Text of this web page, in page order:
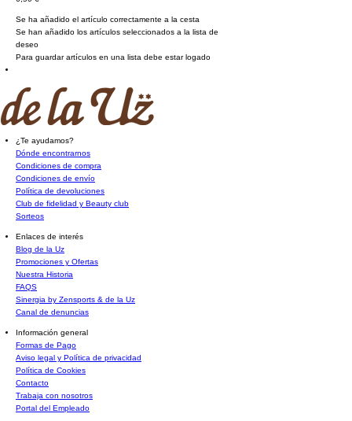
Se ha añadido el artículo correctamente a la cesta
Se han añadido los artículos seleccionados a la lista de
deseo
Para guardar artículos en una lista debe estar logado
¿Te ayudamos?
Dónde encontrarnos
Condiciones de compra
Condiciones de envío
Política de devoluciones
Club de fidelidad y Beauty club
Sorteos
Enlaces de interés
Blog de la Uz
Promociones y Ofertas
Nuestra Historia
FAQS
Sinergia by Zensports & de la Uz
Canal de denuncias
Información general
Formas de Pago
Aviso legal y Política de privacidad
Política de Cookies
Contacto
Trabaja con nosotros
Portal del Empleado